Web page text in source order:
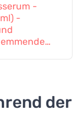
-
-
der